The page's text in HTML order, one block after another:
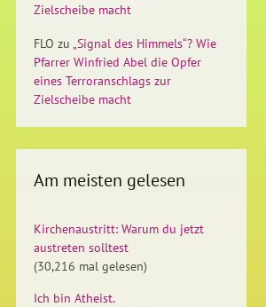
Zielscheibe macht
FLO zu „Signal des Himmels“? Wie
Pfarrer Winfried Abel die Opfer
eines Terroranschlags zur
Zielscheibe macht
Am meisten gelesen
Kirchenaustritt: Warum du jetzt
austreten solltest
(30,216 mal gelesen)
Ich bin Atheist.